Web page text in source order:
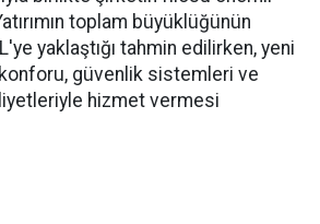
toplam büyüklüğünün
yaklaştığı tahmin edilirken, yeni
güvenlik sistemleri ve
hizmet vermesi